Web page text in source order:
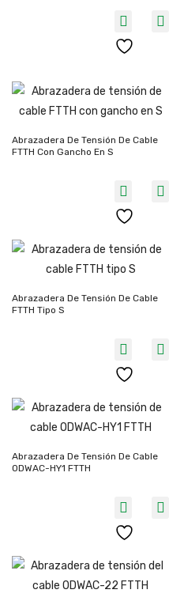
Abrazadera De Tensión De Cable
FTTH Con Gancho En S
Abrazadera De Tensión De Cable
FTTH Tipo S
Abrazadera De Tensión De Cable
ODWAC-HY1 FTTH